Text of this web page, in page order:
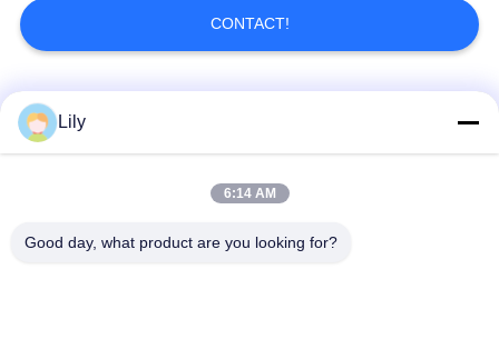
CONTACT!
Catégories populaires
Matériel de carte de
Lily
6:14 AM
Good day, what product are you looking for?